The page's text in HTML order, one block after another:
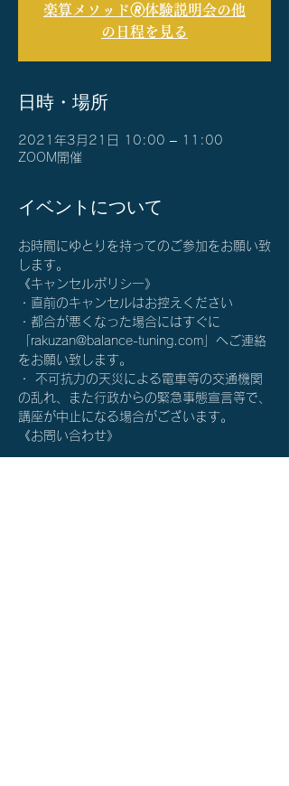
楽算メソッド🄬体験説明会の他
の日程を見る
日時・場所
2021年3月21日 10:00 – 11:00
ZOOM開催
イベントについて
お時間にゆとりを持ってのご参加をお願い致
します。
《キャンセルポリシー》
・直前のキャンセルはお控えください
・都合が悪くなった場合にはすぐに
「rakuzan@balance-tuning.com」へご連絡
をお願い致します。
・ 不可抗力の天災による電車等の交通機関
の乱れ、また行政からの緊急事態宣言等で、
講座が中止になる場合がございます。
《お問い合わせ》